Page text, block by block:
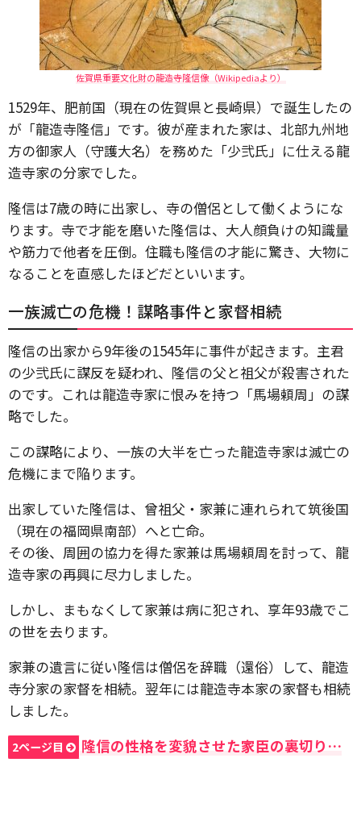
佐賀県重要文化財の龍造寺隆信像（Wikipediaより）
1529年、肥前国（現在の佐賀県と長崎県）で誕生したの
が「龍造寺隆信」です。彼が産まれた家は、北部九州地
方の御家人（守護大名）を務めた「少弐氏」に仕える龍
造寺家の分家でした。
隆信は7歳の時に出家し、寺の僧侶として働くようにな
ります。寺で才能を磨いた隆信は、大人顔負けの知識量
や筋力で他者を圧倒。住職も隆信の才能に驚き、大物に
なることを直感したほどだといいます。
一族滅亡の危機！謀略事件と家督相続
隆信の出家から9年後の1545年に事件が起きます。主君
の少弐氏に謀反を疑われ、隆信の父と祖父が殺害された
のです。これは龍造寺家に恨みを持つ「馬場頼周」の謀
略でした。
この謀略により、一族の大半を亡った龍造寺家は滅亡の
危機にまで陥ります。
出家していた隆信は、曾祖父・家兼に連れられて筑後国
（現在の福岡県南部）へと亡命。
その後、周囲の協力を得た家兼は馬場頼周を討って、龍
造寺家の再興に尽力しました。
しかし、まもなくして家兼は病に犯され、享年93歳でこ
の世を去ります。
家兼の遺言に従い隆信は僧侶を辞職（還俗）して、龍造
寺分家の家督を相続。翌年には龍造寺本家の家督も相続
しました。
2ページ目 隆信の性格を変貌させた家臣の裏切り…